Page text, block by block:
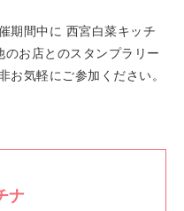
期間中に 西宮白菜キッチ
お店とのスタンプラリー
お気軽にご参加ください。
ナ